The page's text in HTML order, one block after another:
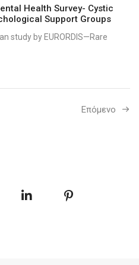
Health Survey- Cystic
Support Groups
study by EURORDIS—Rare
Επόμενο